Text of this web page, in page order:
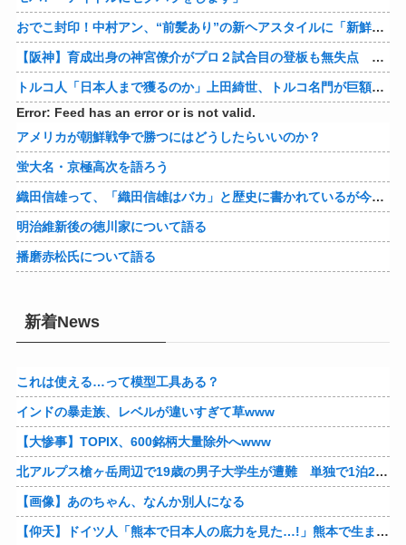
おでこ封印！中村アン、“前髪あり”の新ヘアスタイルに「新鮮でたまらん」の声【画像】
【阪神】育成出身の神宮僚介がプロ２試合目の登板も無失点 ボスラーを三振に ピンチで抑えた
トルコ人「日本人まで獲るのか」上田綺世、トルコ名門が巨額の正式オファー！現地サポが騒然！【海外の反応】
Error: Feed has an error or is not valid.
アメリカが朝鮮戦争で勝つにはどうしたらいいのか？
蛍大名・京極高次を語ろう
織田信雄って、「織田信雄はバカ」と歴史に書かれているが今まで家が残っているんでバカではないよな？
明治維新後の徳川家について語る
播磨赤松氏について語る
新着News
これは使える…って模型工具ある？
インドの暴走族、レベルが違いすぎて草www
【大惨事】TOPIX、600銘柄大量除外へwww
北アルプス槍ヶ岳周辺で19歳の男子大学生が遭難 単独で1泊2日の予定で入山も連絡取れず 警察が9日以降捜索予定
【画像】あのちゃん、なんか別人になる
【仰天】ドイツ人「熊本で日本人の底力を見た…!」熊本で生まれて初めて震度7の大地震を経験したドイツ人。直後、日本人たちの行動に衝撃を受けてしまう…